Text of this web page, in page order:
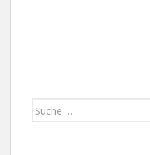
Suche